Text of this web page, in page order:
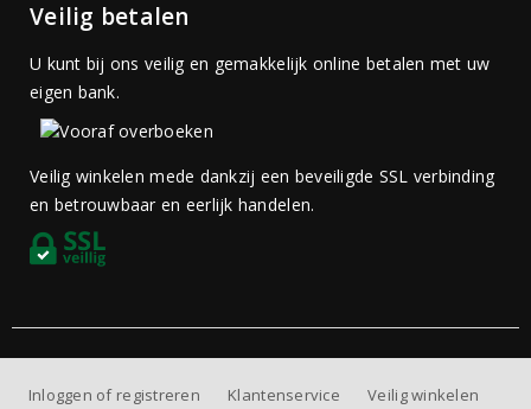
Veilig betalen
U kunt bij ons veilig en gemakkelijk online betalen met uw
eigen bank.
Veilig winkelen mede dankzij een beveiligde SSL verbinding
en betrouwbaar en eerlijk handelen.
Inloggen of registreren Klantenservice
Veilig winkelen